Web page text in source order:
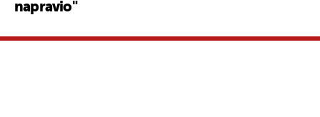
napravio"